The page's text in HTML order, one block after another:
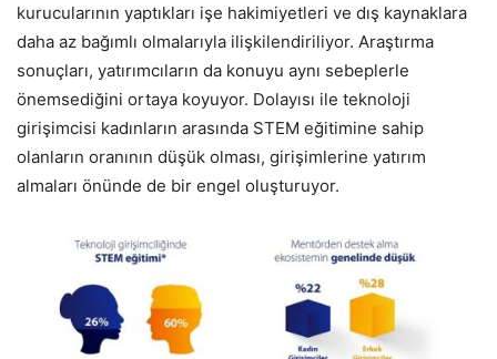
kurucularının yaptıkları işe hakimiyetleri ve dış kaynaklara
daha az bağımlı olmalarıyla ilişkilendiriliyor. Araştırma
sonuçları, yatırımcıların da konuyu aynı sebeplerle
önemsediğini ortaya koyuyor. Dolayısı ile teknoloji
girişimcisi kadınların arasında STEM eğitimine sahip
olanların oranının düşük olması, girişimlerine yatırım
almaları önünde de bir engel oluşturuyor.